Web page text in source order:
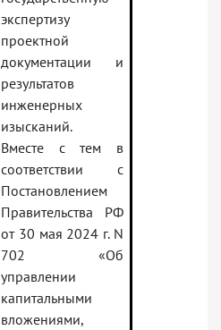
экспертизу
проектной
документации и
результатов
инженерных
изысканий.
Вместе с тем в
соответствии с
Постановлением
Правительства РФ
от 30 мая 2024 г. N
702 «Об
управлении
капитальными
вложениями,